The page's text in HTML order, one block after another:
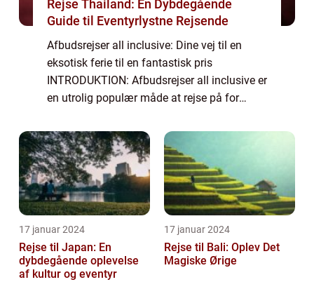
Rejse Thailand: En Dybdegående
Guide til Eventyrlystne Rejsende
Afbudsrejser all inclusive: Dine vej til en
eksotisk ferie til en fantastisk pris
INTRODUKTION: Afbudsrejser all inclusive er
en utrolig populær måde at rejse på for
drømmer om at slappe af på en
paradisstrand ell...
17 januar 2024
Rejse til Japan: En
dybdegående oplevelse
af kultur og eventyr
17 januar 2024
Rejse til Bali: Oplev Det
Magiske Ørige